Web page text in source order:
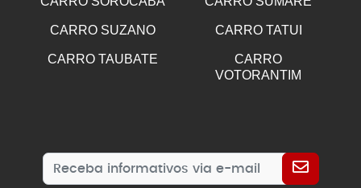
CARRO SUZANO CARRO TATUI
CARRO TAUBATE
CARRO
VOTORANTIM